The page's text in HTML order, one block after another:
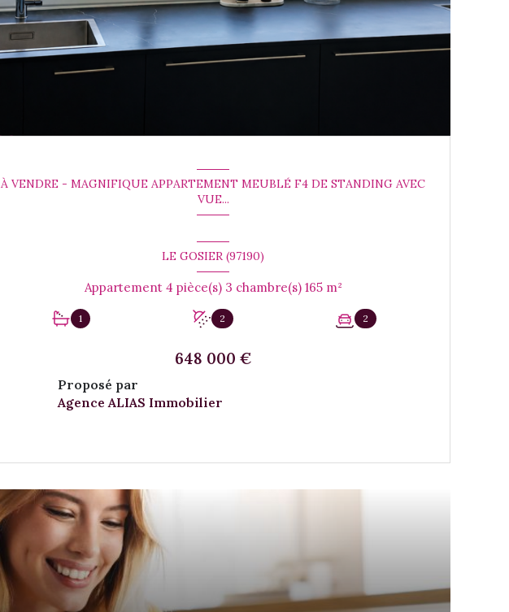
À VENDRE - MAGNIFIQUE APPARTEMENT MEUBLÉ F4 DE STANDING AVEC
VUE...
LE GOSIER (97190)
Appartement 4 pièce(s) 3 chambre(s) 165 m²
1 2 2
648 000 €
Proposé par
Agence ALIAS Immobilier